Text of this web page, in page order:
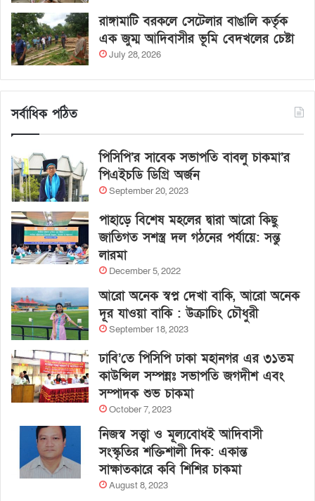
রাঙ্গামাটি বরকলে সেটেলার বাঙালি কর্তৃক
এক জুম্ম আদিবাসীর ভূমি বেদখলের চেষ্টা
July 28, 2026
সর্বাধিক পঠিত
পিসিপি’র সাবেক সভাপতি বাবলু চাকমা’র
পিএইচডি ডিগ্রি অর্জন
September 20, 2023
পাহাড়ে বিশেষ মহলের দ্বারা আরো কিছু
জাতিগত সশস্ত্র দল গঠনের পর্যায়ে: সন্তু
লারমা
December 5, 2022
আরো অনেক স্বপ্ন দেখা বাকি, আরো অনেক
দূর যাওয়া বাকি : উক্রাচিং চৌধুরী
September 18, 2023
ঢাবি’তে পিসিপি ঢাকা মহানগর এর ৩১তম
কাউন্সিল সম্পন্নঃ সভাপতি জগদীশ এবং
সম্পাদক শুভ চাকমা
October 7, 2023
নিজস্ব সত্ত্বা ও মূল্যবোধই আদিবাসী
সংস্কৃতির শক্তিশালী দিক: একান্ত
সাক্ষাতকারে কবি শিশির চাকমা
August 8, 2023